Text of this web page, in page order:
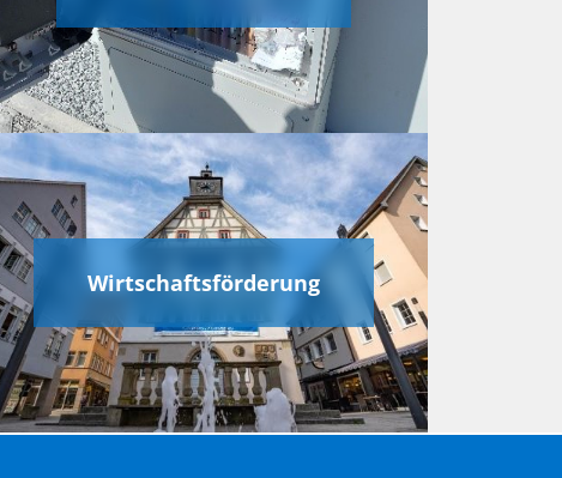
Wirtschaftsförderung